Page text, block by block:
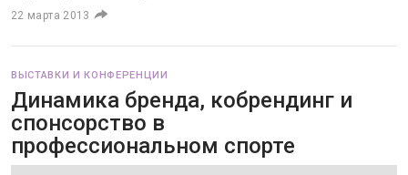
22 марта 2013
ВЫСТАВКИ И КОНФЕРЕНЦИИ
Динамика бренда, кобрендинг и
спонсорство в
профессиональном спорте